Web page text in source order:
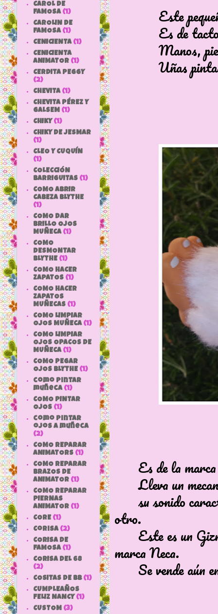
Este
Es de tacto
Manos, pies,
Uñas
Es de la marca
Lleva un
su sonido
otro.
Este es un
marca Neca.
Se vende aún
CAROL DE
FAMOSA (1)
CAROLIN DE
FAMOSA (1)
CENICIENTA (1)
CENICIENTA
ANIMATOR (1)
CERDITA PEGGY
(2)
CHEVITA (1)
CHEVITA PÉREZ Y
GALSEM (1)
CHIKY (1)
CHIKY DE JESMAR
(1)
CLEO Y CUQUÍN
(1)
COLECCIÓN
BARRIGUITAS (1)
COMO ABRIR
CABEZA BLYTHE
(1)
COMO DAR
BRILLO OJOS
MUÑECA (1)
COMO
DESMONTAR
BLYTHE (1)
COMO HACER
ZAPATOS (1)
COMO HACER
ZAPATOS
MUÑECAS (1)
COMO LIMPIAR
OJOS MUÑECA (1)
COMO LIMPIAR
OJOS OPACOS DE
MUÑECA (1)
COMO PEGAR
OJOS BLYTHE (1)
como pintar
muñeca (1)
COMO PINTAR
OJOS (1)
como pintar
ojos a muñeca
(2)
COMO REPARAR
ANIMATORS (1)
COMO REPARAR
BRAZOS DE
ANIMATOR (1)
COMO REPARAR
PIERNAS
ANIMATOR (1)
CORE (1)
Corisa (2)
CORISA DE
FAMOSA (1)
CORISA DEL 68
(2)
COSITAS DE bb (1)
CUMPLEAÑOS
FELIZ NANCY (1)
CUSTOM (3)